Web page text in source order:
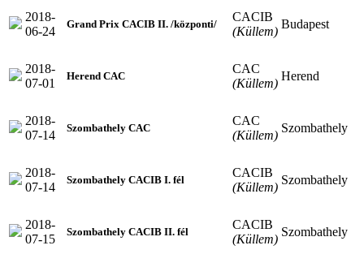
2018-
06-24
Grand Prix CACIB II. /központi/
CACIB
(Küllem)
Budapest
2018-
07-01
Herend CAC
CAC
(Küllem)
Herend
2018-
07-14
Szombathely CAC
CAC
(Küllem)
Szombathely
2018-
07-14
Szombathely CACIB I. fél
CACIB
(Küllem)
Szombathely
2018-
07-15
Szombathely CACIB II. fél
CACIB
(Küllem)
Szombathely